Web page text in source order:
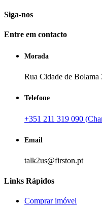
Siga-nos
Entre em contacto
Morada
Rua Cidade de
Telefone
+351 211 319 090
Email
talk2us@firston.pt
Links Rápidos
Comprar imóvel